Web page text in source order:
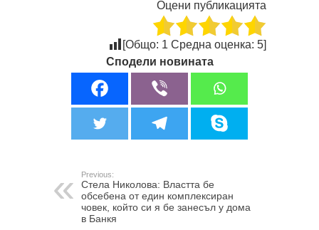
Оцени публикацията
[Общо: 1 Средна оценка: 5]
Сподели новината
Previous:
Стела Николова: Властта бе
обсебена от един комплексиран
човек, който си я бе занесъл у дома
в Банкя